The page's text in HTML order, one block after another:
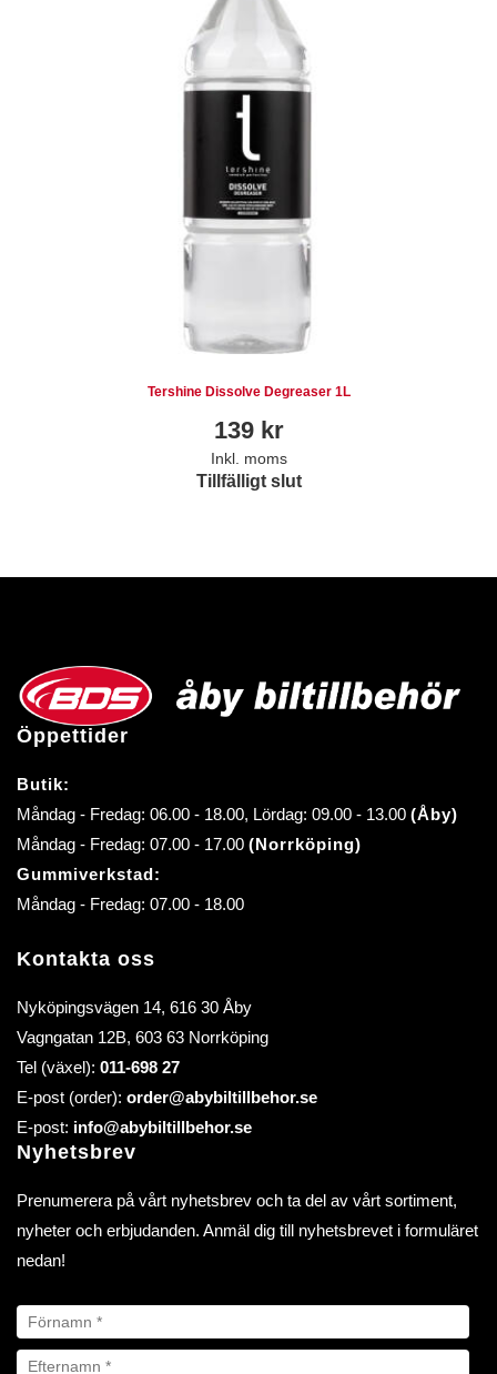
Tershine Dissolve Degreaser 1L
139kr
Inkl. moms
Tillfälligt slut
Öppettider
Butik:
Måndag - Fredag: 06.00 - 18.00, Lördag: 09.00 - 13.00 (Åby)
Måndag - Fredag: 07.00 - 17.00 (Norrköping)
Gummiverkstad:
Måndag - Fredag: 07.00 - 18.00
Kontakta oss
Nyköpingsvägen 14, 616 30 Åby
Vagngatan 12B, 603 63 Norrköping
Tel (växel): 011-698 27
E-post (order): order@abybiltillbehor.se
E-post: info@abybiltillbehor.se
Nyhetsbrev
Prenumerera på vårt nyhetsbrev och ta del av vårt sortiment,
nyheter och erbjudanden. Anmäl dig till nyhetsbrevet i formuläret
nedan!